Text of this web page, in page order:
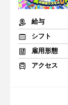
給与
シフト
雇用形態
アクセス